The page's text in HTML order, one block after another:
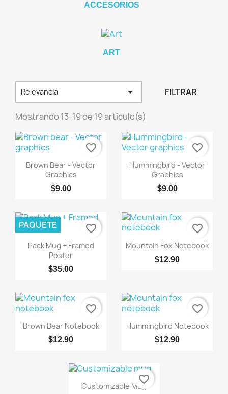
ACCESORIOS
ART
Relevancia  FILTRAR
Mostrando 13-19 de 19 artículo(s)
Vista rápida
Brown Bear - Vector
Graphics
$9.00
favorite_border
Vista rápida
Hummingbird - Vector
Graphics
$9.00
favorite_border
Vista rápida
Pack Mug + Framed
Poster
$35.00
PAQUETE
favorite_border
Vista rápida
Mountain Fox Notebook
$12.90
favorite_border
Vista rápida
Brown Bear Notebook
$12.90
favorite_border
Vista rápida
Hummingbird Notebook
$12.90
favorite_border
Vista rápida
Customizable Mug
favorite_border
Crear lista de deseos
Nombre de la lista de deseos
Cancelar Crear lista de deseos